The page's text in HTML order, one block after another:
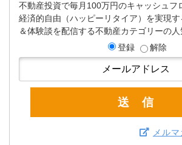
不動産投資で毎月100万円のキャッシュフ
経済的自由（ハッピーリタイア）を実現
＆体験談を配信する不動産カテゴリーの人
登録
解除
メル